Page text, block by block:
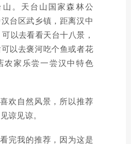
。天台山国家森林公
台区武乡镇，距离汉中
以去看看天台十八景，
以去褒河吃个鱼或者花
农家乐尝一尝汉中特色
欢自然风景，所以推荐
谅见谅。
完我的推荐，因为这是